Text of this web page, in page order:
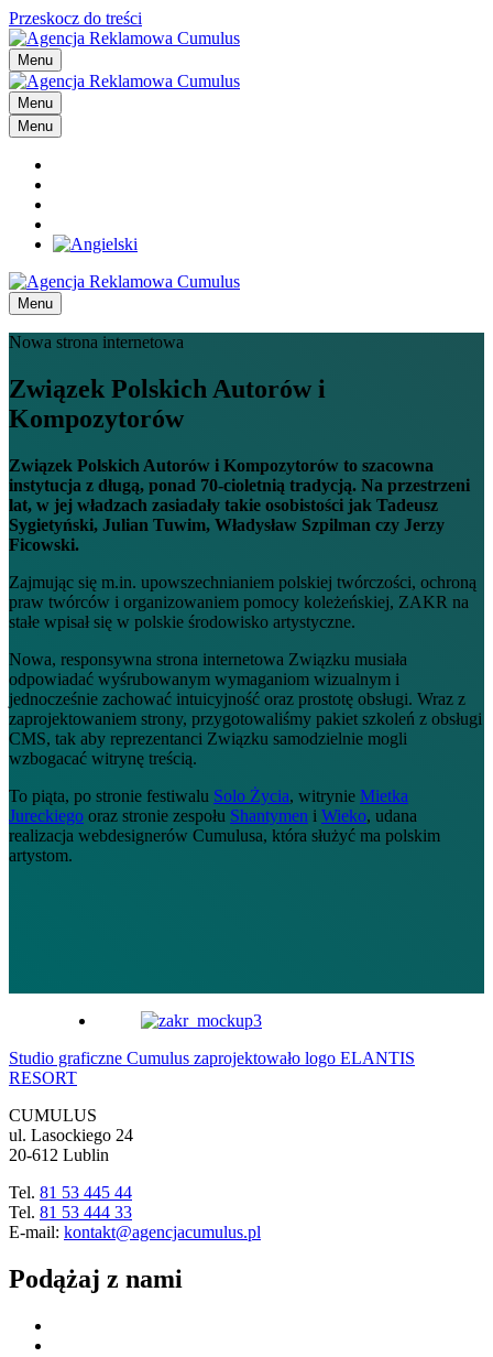
Przeskocz do treści
Menu
Menu
Menu
Menu
Nowa strona internetowa
Związek Polskich Autorów i
Kompozytorów
Związek Polskich Autorów i Kompozytorów to szacowna
instytucja z długą, ponad 70-cioletnią tradycją. Na przestrzeni
lat, w jej władzach zasiadały takie osobistości jak Tadeusz
Sygietyński, Julian Tuwim, Władysław Szpilman czy Jerzy
Ficowski.
Zajmując się m.in. upowszechnianiem polskiej twórczości, ochroną
praw twórców i organizowaniem pomocy koleżeńskiej, ZAKR na
stałe wpisał się w polskie środowisko artystyczne.
Nowa, responsywna strona internetowa Związku musiała
odpowiadać wyśrubowanym wymaganiom wizualnym i
jednocześnie zachować intuicyjność oraz prostotę obsługi. Wraz z
zaprojektowaniem strony, przygotowaliśmy pakiet szkoleń z obsługi
CMS, tak aby reprezentanci Związku samodzielnie mogli
wzbogacać witrynę treścią.
To piąta, po stronie festiwalu Solo Życia, witrynie Mietka
Jureckiego oraz stronie zespołu Shantymen i Wieko, udana
realizacja webdesignerów Cumulusa, która służyć ma polskim
artystom.
Studio graficzne Cumulus zaprojektowało logo ELANTIS
RESORT
CUMULUS
ul. Lasockiego 24
20-612 Lublin
Tel. 81 53 445 44
Tel. 81 53 444 33
E-mail: kontakt@agencjacumulus.pl
Podążaj z nami